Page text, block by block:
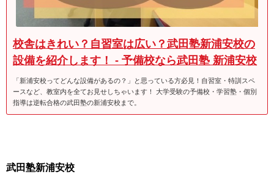
校舎はきれい？自習室は広い？武田塾新浦安校の
設備を紹介します！ - 予備校なら武田塾 新浦安校
「新浦安校ってどんな設備があるの？」と思っている方必見！自習室・特訓スペ
ースなど、教室内を全てお見せしちゃいます！ 大学受験の予備校・学習塾・個別
指導は逆転合格の武田塾の新浦安校まで。
武田塾新浦安校